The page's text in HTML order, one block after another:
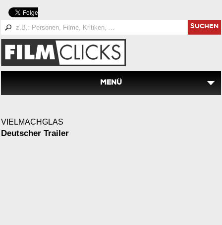
SUCHEN
MENÜ
VIELMACHGLAS
Deutscher Trailer